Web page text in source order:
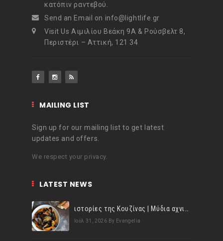
κατόπιν ραντεβού.
Send an Email on info@lightlife.gr
Visit Us Αιμιλίου Βεάκη 9Α & Ρούσβελτ 8,
Περιστέρι – Αττική, 121 34
MAILING LIST
Sign up for our mailing list to get latest
updates and offers.
We respect your privacy.
LATEST NEWS
Ιούλ 31, 2026 By Evangelia